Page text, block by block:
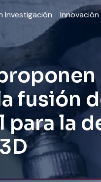
Investigación
fusión
la